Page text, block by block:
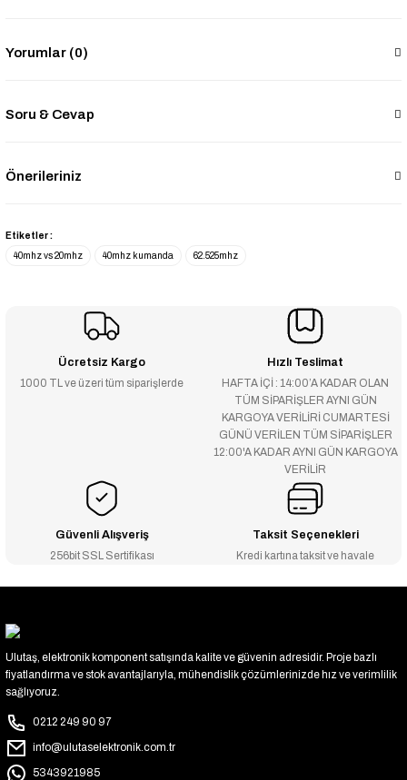
Yorumlar (0)
Soru & Cevap
Önerileriniz
Etiketler :
40mhz vs 20mhz
40mhz kumanda 62.525mhz
Ücretsiz Kargo
1000 TL ve üzeri tüm siparişlerde
Hızlı Teslimat
HAFTA İÇİ : 14:00’A KADAR OLAN
TÜM SİPARİŞLER AYNI GÜN
KARGOYA VERİLİRİ CUMARTESİ
GÜNÜ VERİLEN TÜM SİPARİŞLER
12:00'A KADAR AYNI GÜN KARGOYA
VERİLİR
Güvenli Alışveriş
256bit SSL Sertifikası
Taksit Seçenekleri
Kredi kartına taksit ve havale
Ulutaş, elektronik komponent satışında kalite ve güvenin adresidir. Proje bazlı
fiyatlandırma ve stok avantajlarıyla, mühendislik çözümlerinizde hız ve verimlilik
sağlıyoruz.
0212 249 90 97
info@ulutaselektronik.com.tr
5343921985